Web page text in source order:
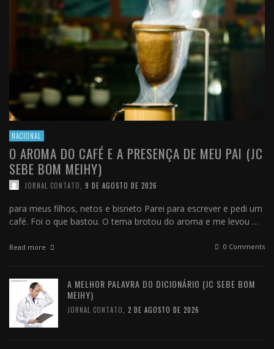
NACIONAL
O AROMA DO CAFÉ E A PRESENÇA DE MEU PAI (JC
SEBE BOM MEIHY)
JORNAL CONTATO 9 DE AGOSTO DE 2026
para meus filhos, netos e bisneto Parei para escrever e pedi um
café. Foi o que bastou. O tema brotou do aroma e me levou …
Read more 0 Comments
A MELHOR PALAVRA DO DICIONÁRIO (JC SEBE BOM
MEIHY)
JORNAL CONTATO, 2 DE AGOSTO DE 2026